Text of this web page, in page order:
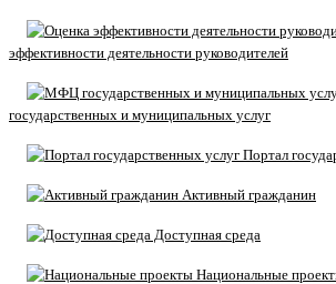
эффективности деятельности руководителей
государственных и муниципальных услуг
Портал
Активный гражданин
Доступная среда
Национальные